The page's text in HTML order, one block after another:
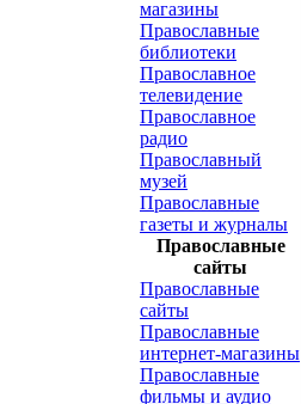
магазины
Православные
библиотеки
Православное
телевидение
Православное
радио
Православный
музей
Православные
газеты и журналы
Православные
сайты
Православные
сайты
Православные
интернет-магазины
Православные
фильмы и аудио